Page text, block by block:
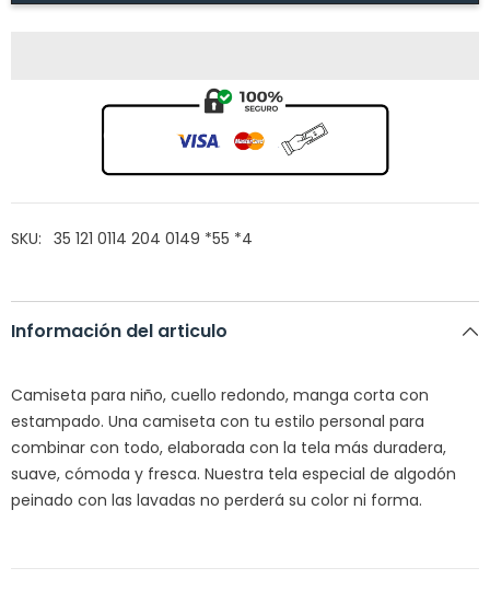
for
for
producto
SKU: 35 121 0114 204 0149 *55 *4
Información del articulo
Camiseta para niño, cuello redondo, manga corta con
estampado. Una camiseta con tu estilo personal para
combinar con todo, elaborada con la tela más duradera,
suave, cómoda y fresca. Nuestra tela especial de algodón
peinado con las lavadas no perderá su color ni forma.